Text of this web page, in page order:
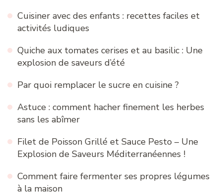
Cuisiner avec des enfants : recettes faciles et
activités ludiques
Quiche aux tomates cerises et au basilic : Une
explosion de saveurs d’été
Par quoi remplacer le sucre en cuisine ?
Astuce : comment hacher finement les herbes
sans les abîmer
Filet de Poisson Grillé et Sauce Pesto – Une
Explosion de Saveurs Méditerranéennes !
Comment faire fermenter ses propres légumes
à la maison